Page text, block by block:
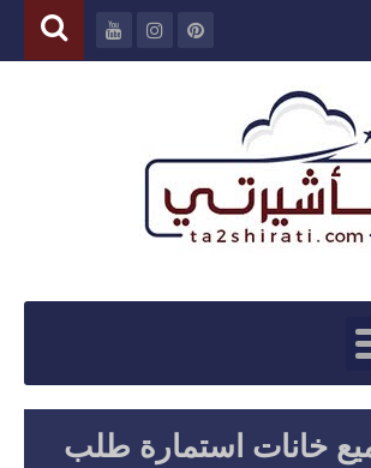
خانات استمارة طلب